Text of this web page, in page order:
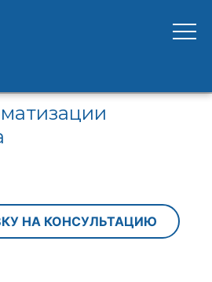
НА КОНСУЛЬТАЦИЮ